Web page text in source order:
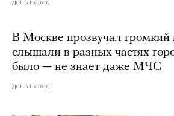
В Москве прозвучал громкий
слышали в разных частях
было — не знает даже МЧС
день назад